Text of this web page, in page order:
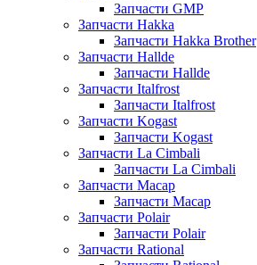
Запчасти GMP
Запчасти Hakka
Запчасти Hakka Brother
Запчасти Hallde
Запчасти Hallde
Запчасти Italfrost
Запчасти Italfrost
Запчасти Kogast
Запчасти Kogast
Запчасти La Cimbali
Запчасти La Cimbali
Запчасти Macap
Запчасти Macap
Запчасти Polair
Запчасти Polair
Запчасти Rational